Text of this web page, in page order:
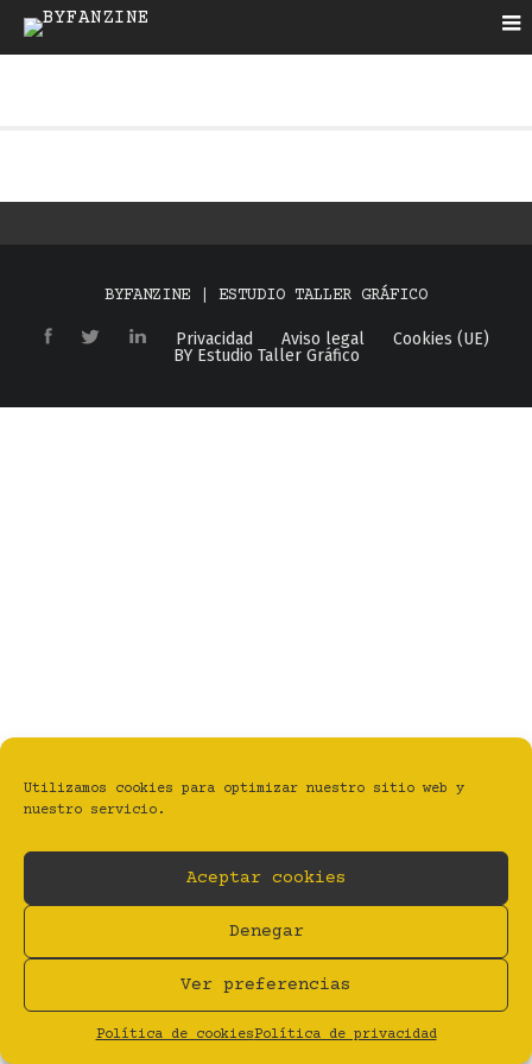
Utilizamos cookies para optimizar nuestro sitio web y
nuestro servicio.
Aceptar cookies
Denegar
Ver preferencias
Política de cookiesPolítica de privacidad
BYFANZINE | ESTUDIO TALLER GRÁFICO
Privacidad Aviso legal
Cookies (UE)
BY Estudio Taller Gráfico